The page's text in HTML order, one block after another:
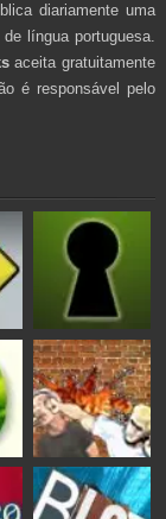
diariamente uma
língua portuguesa.
aceita gratuitamente
é responsável pelo